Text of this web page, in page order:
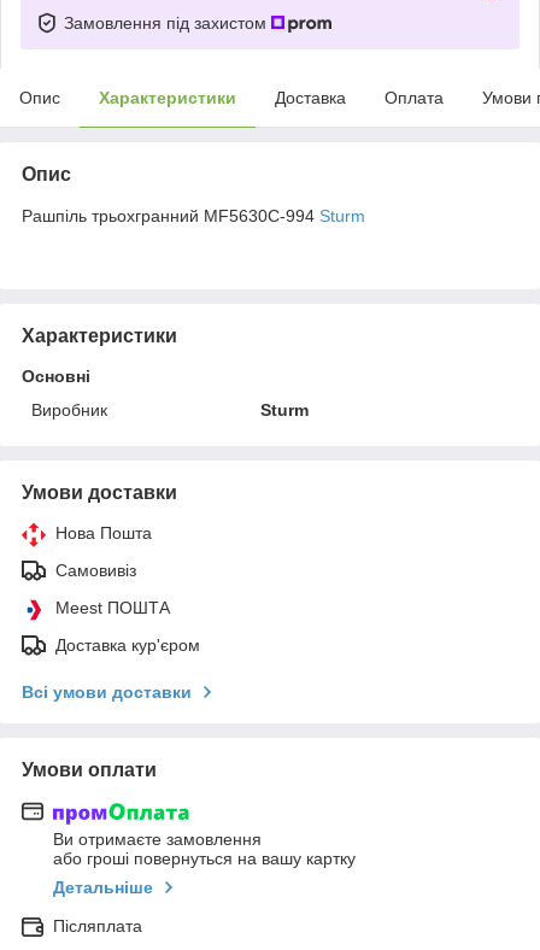
Замовлення під захистом
Опис Характеристики Доставка Оплата Умови
Опис
Рашпіль трьохгранний MF5630C-994 Sturm
Характеристики
Основні
Виробник
Sturm
Умови доставки
Нова Пошта
Самовивіз
Meest ПОШТА
Доставка кур'єром
Всі умови доставки
Умови оплати
Ви отримаєте замовлення
або гроші повернуться на вашу картку
Детальніше
Післяплата